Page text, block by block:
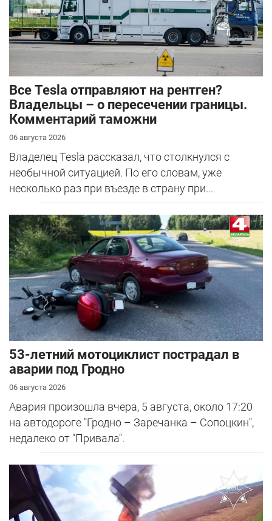
Все Tesla отправляют на рентген?
Владельцы – о пересечении границы.
Комментарий таможни
06 августа 2026
Владелец Tesla рассказал, что столкнулся с
необычной ситуацией. По его словам, уже
несколько раз при въезде в страну при...
53-летний мотоциклист пострадал в
аварии под Гродно
06 августа 2026
Авария произошла вчера, 5 августа, около 17:20
на автодороге "Гродно – Заречанка – Сопоцкин",
недалеко от "Привала".